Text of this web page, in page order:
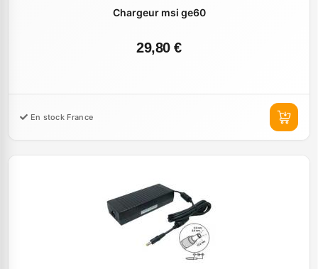
Chargeur msi ge60
29,80 €
En stock France